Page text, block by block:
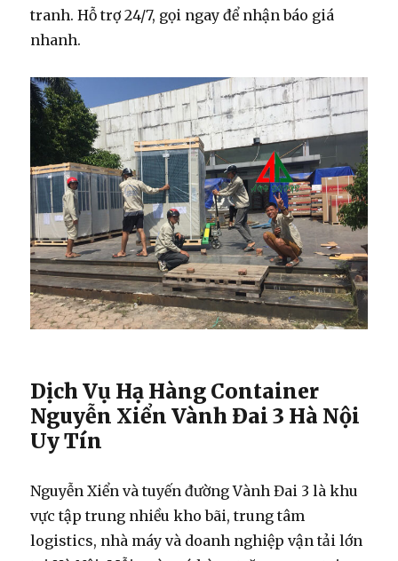
tranh. Hỗ trợ 24/7, gọi ngay để nhận báo giá
nhanh.
Dịch Vụ Hạ Hàng Container
Nguyễn Xiển Vành Đai 3 Hà Nội
Uy Tín
Nguyễn Xiển và tuyến đường Vành Đai 3 là khu
vực tập trung nhiều kho bãi, trung tâm
logistics, nhà máy và doanh nghiệp vận tải lớn